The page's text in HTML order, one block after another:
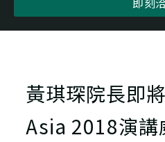
黃琪琛院長即
Asia 2018演講